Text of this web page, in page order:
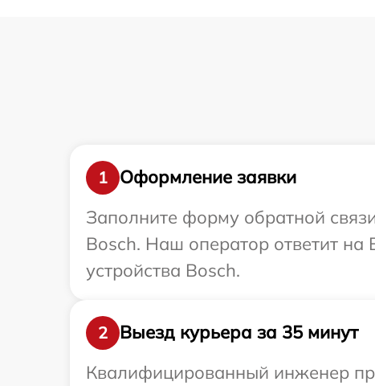
1
Оформление заявки
Заполните форму обратной
Bosch. Наш оператор ответит
устройства Bosch.
2
Выезд курьера за 35 минут
Квалифицированный инженер